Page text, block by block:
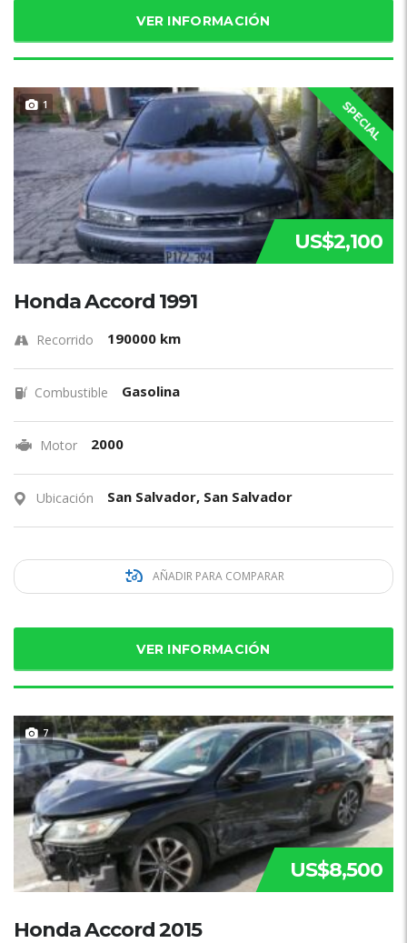
VER INFORMACIÓN
1 SPECIAL
US$2,100
Honda Accord 1991
Recorrido 190000 km
Combustible Gasolina
Motor 2000
Ubicación San Salvador, San Salvador
AÑADIR PARA COMPARAR
VER INFORMACIÓN
7
US$8,500
Honda Accord 2015